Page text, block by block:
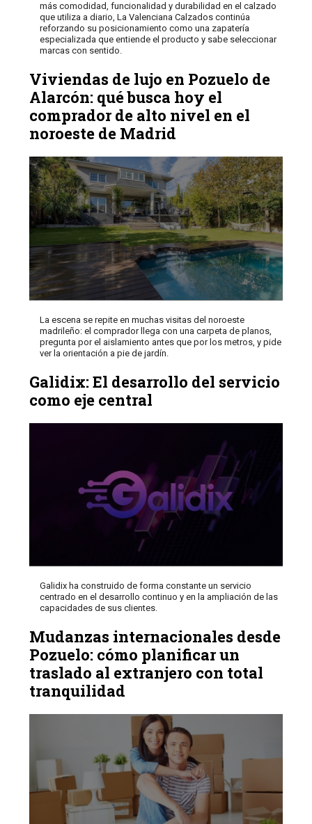
más comodidad, funcionalidad y durabilidad en el calzado
que utiliza a diario, La Valenciana Calzados continúa
reforzando su posicionamiento como una zapatería
especializada que entiende el producto y sabe seleccionar
marcas con sentido.
Viviendas de lujo en Pozuelo de
Alarcón: qué busca hoy el
comprador de alto nivel en el
noroeste de Madrid
La escena se repite en muchas visitas del noroeste
madrileño: el comprador llega con una carpeta de planos,
pregunta por el aislamiento antes que por los metros, y pide
ver la orientación a pie de jardín.
Galidix: El desarrollo del servicio
como eje central
Galidix ha construido de forma constante un servicio
centrado en el desarrollo continuo y en la ampliación de las
capacidades de sus clientes.
Mudanzas internacionales desde
Pozuelo: cómo planificar un
traslado al extranjero con total
tranquilidad